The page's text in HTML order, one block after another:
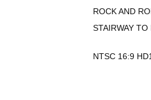
ROCK AND
STAIRWAY
NTSC 16:9